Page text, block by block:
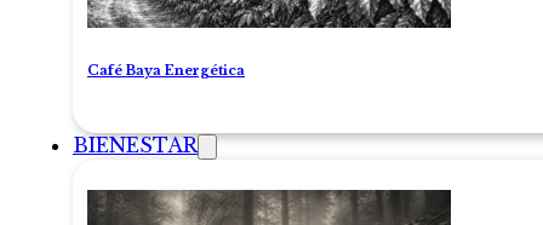
Café Baya Energética
BIENESTAR